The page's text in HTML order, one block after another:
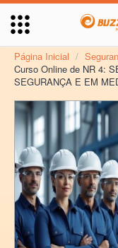
Página Inicial /
Curso Online de NR 4:
SEGURANÇA E EM